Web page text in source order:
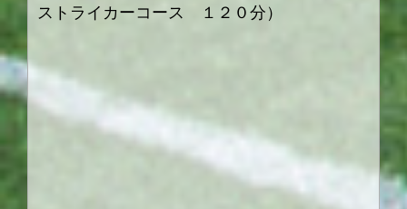
ストライカーコース １２０分）